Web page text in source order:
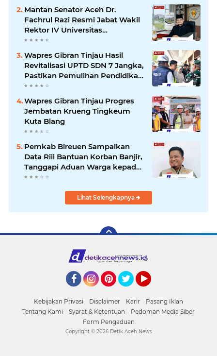
Mantan Senator Aceh Dr.
Fachrul Razi Resmi Jabat Wakil
Rektor IV Universitas
Kartamulia Purwakarta
Wapres Gibran Tinjau Hasil
Revitalisasi UPTD SDN 7 Jangka,
Pastikan Pemulihan Pendidikan
Pascabencana Berjalan Optimal
Wapres Gibran Tinjau Progres
Jembatan Krueng Tingkeum
Kuta Blang
Pemkab Bireuen Sampaikan
Data Riil Bantuan Korban Banjir,
Tanggapi Aduan Warga kepada
Wapres
Lihat Selengkapnya
Kebijakan Privasi Disclaimer Karir
Pasang Iklan
Tentang Kami
Syarat & Ketentuan
Pedoman Media Siber
Form Pengaduan
Copyright © 2026 Detik Aceh News